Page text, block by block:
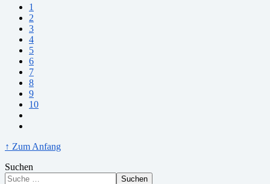
1
2
3
4
5
6
7
8
9
10
↑ Zum Anfang
Suchen
Suchen